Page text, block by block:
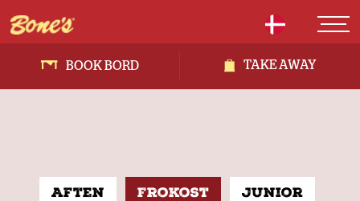
BOOK BORD TAKE AWAY
Aften Frokost Junior